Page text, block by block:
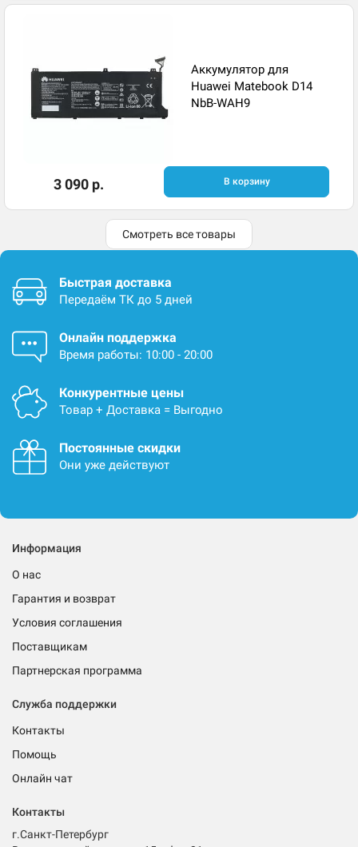
Аккумулятор для
Huawei Matebook D14
NbB-WAH9
3 090 р. В корзину
Смотреть все товары
Быстрая доставка
Передаём ТК до 5 дней
Онлайн поддержка
Время работы: 10:00 - 20:00
Конкурентные цены
Товар + Доставка = Выгодно
Постоянные скидки
Они уже действуют
Информация
О нас
Гарантия и возврат
Условия соглашения
Поставщикам
Партнерская программа
Служба поддержки
Контакты
Помощь
Онлайн чат
Контакты
г.Санкт-Петербург